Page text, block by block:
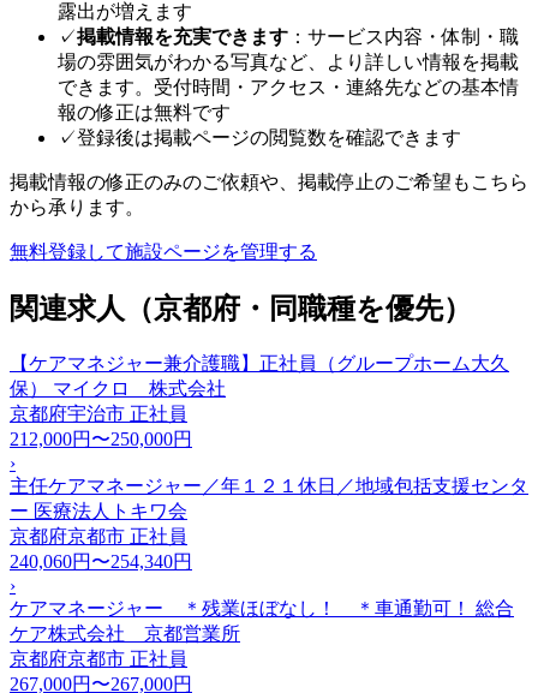
露出が増えます
✓掲載情報を充実できます ：サービス内容・体制・職
場の雰囲気がわかる写真など、より詳しい情報を掲載
できます。受付時間・アクセス・連絡先などの基本情
報の修正は無料です
✓登録後は掲載ページの閲覧数を確認できます
掲載情報の修正のみのご依頼や、掲載停止のご希望もこちら
から承ります。
無料登録して施設ページを管理する
関連求人（京都府・同職種を優先）
【ケアマネジャー兼介護職】正社員（グループホーム大久
保） マイクロ 株式会社
京都府宇治市 正社員
212,000円〜250,000円
›
主任ケアマネージャー／年１２１休日／地域包括支援センタ
ー 医療法人トキワ会
京都府京都市 正社員
240,060円〜254,340円
›
ケアマネージャー ＊残業ほぼなし！ ＊車通勤可！ 総合
ケア株式会社 京都営業所
京都府京都市 正社員
267,000円〜267,000円